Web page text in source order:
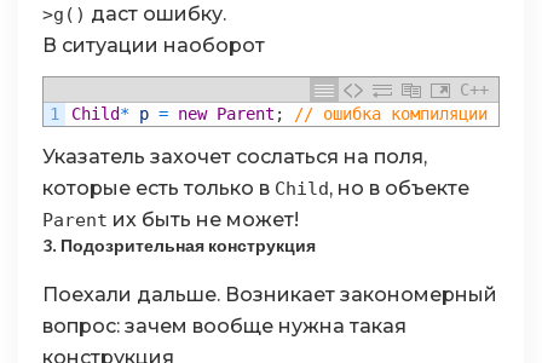
>g() даст ошибку.
В ситуации наоборот
C++
1
Child* p = new Parent ; // ошибка компиляции
Указатель захочет сослаться на поля,
которые есть только в Child, но в объекте
Parent их быть не может!
3. Подозрительная конструкция
Поехали дальше. Возникает закономерный
вопрос: зачем вообще нужна такая
конструкция